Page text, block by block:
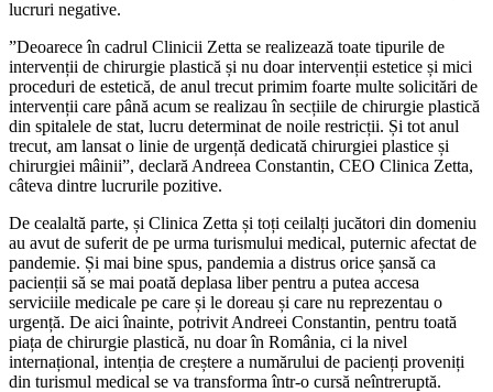
lucruri negative.
”Deoarece în cadrul Clinicii Zetta se realizează toate tipurile de
intervenții de chirurgie plastică și nu doar intervenții estetice și mici
proceduri de estetică, de anul trecut primim foarte multe solicitări de
intervenții care până acum se realizau în secțiile de chirurgie plastică
din spitalele de stat, lucru determinat de noile restricții. Și tot anul
trecut, am lansat o linie de urgență dedicată chirurgiei plastice și
chirurgiei mâinii”, declară Andreea Constantin, CEO Clinica Zetta,
câteva dintre lucrurile pozitive.
De cealaltă parte, și Clinica Zetta și toți ceilalți jucători din domeniu
au avut de suferit de pe urma turismului medical, puternic afectat de
pandemie. Și mai bine spus, pandemia a distrus orice șansă ca
pacienții să se mai poată deplasa liber pentru a putea accesa
serviciile medicale pe care și le doreau și care nu reprezentau o
urgență. De aici înainte, potrivit Andreei Constantin, pentru toată
piața de chirurgie plastică, nu doar în România, ci la nivel
internațional, intenția de creștere a numărului de pacienți proveniți
din turismul medical se va transforma într-o cursă neîntreruptă.